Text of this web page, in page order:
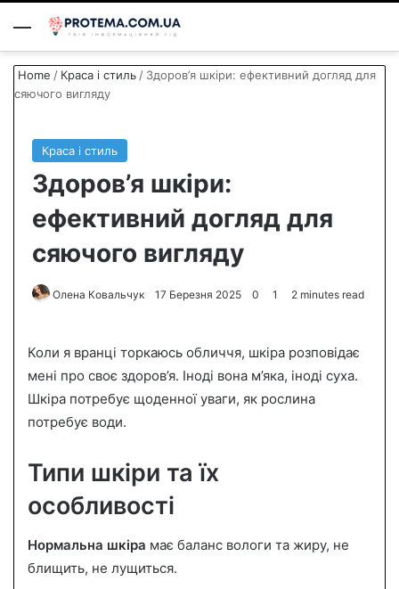
Menu
Home / Краса і стиль / Здоров’я шкіри: ефективний догляд для
сяючого вигляду
Краса і стиль
Здоров’я шкіри:
ефективний догляд для
сяючого вигляду
Олена Ковальчук
d
a
n
a
l
17 Березня 2025 0 1 2 minutes read
Коли я вранці торкаюсь обличчя, шкіра розповідає
мені про своє здоров’я. Іноді вона м’яка, іноді суха.
Шкіра потребує щоденної уваги, як рослина
потребує води.
Типи шкіри та їх
особливості
Нормальна шкіра має баланс вологи та жиру, не
блищить, не лущиться.